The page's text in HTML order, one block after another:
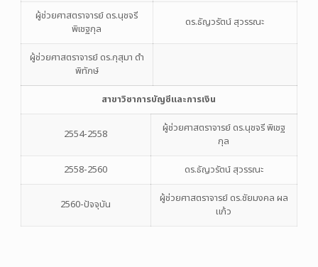
ผู้ช่วยศาสตราจารย์ ดร.นุชจรี
พิเชฐกุล
ดร.ธัญวรัตน์ สุวรรณะ
ผู้ช่วยศาสตราจารย์ ดร.กุสุมา ดำ
พิทักษ์
สาขาวิชาการบัญชีและการเงิน
2554-2558
ผู้ช่วยศาสตราจารย์ ดร.นุชจรี พิเชฐ
กุล
2558-2560
ดร.ธัญวรัตน์ สุวรรณะ
2560-ปัจจุบัน
ผู้ช่วยศาสตราจารย์ ดร.ชัยมงคล ผล
แก้ว